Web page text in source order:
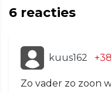
6 reacties
kuus162
Zo vader zo zoon